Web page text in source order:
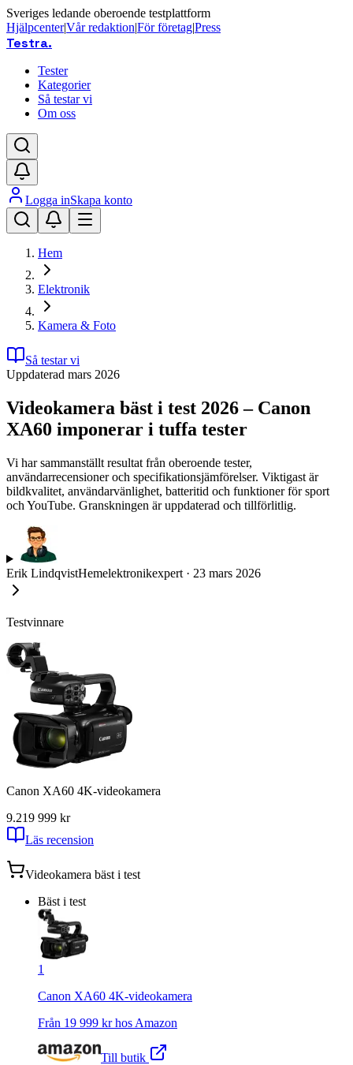
Sveriges ledande oberoende testplattform
Hjälpcenter|Vår redaktion|För företag|Press
Testra.
Tester
Kategorier
Så testar vi
Om oss
Logga inSkapa konto
Hem
Elektronik
Kamera & Foto
Så testar vi
Uppdaterad mars 2026
Videokamera bäst i test 2026 – Canon
XA60 imponerar i tuffa tester
Vi har sammanställt resultat från oberoende tester,
användarrecensioner och specifikationsjämförelser. Viktigast är
bildkvalitet, användarvänlighet, batteritid och funktioner för sport
och YouTube. Granskningen är uppdaterad och tillförlitlig.
Erik LindqvistHemelektronikexpert · 23 mars 2026
Testvinnare
Canon XA60 4K-videokamera
9.219 999 kr
Läs recension
Videokamera bäst i test
Bäst i test
1
Canon XA60 4K-videokamera
Från 19 999 kr hos Amazon
Till butik